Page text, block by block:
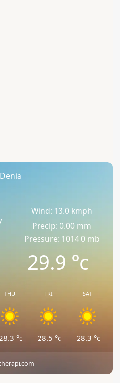
Denia
Wind: 13.0 kmph
Precip: 0.00 mm
Pressure: 1014.0 mb
29.9 °c
THU
28.3 °c
FRI
28.5 °c
SAT
28.3 °c